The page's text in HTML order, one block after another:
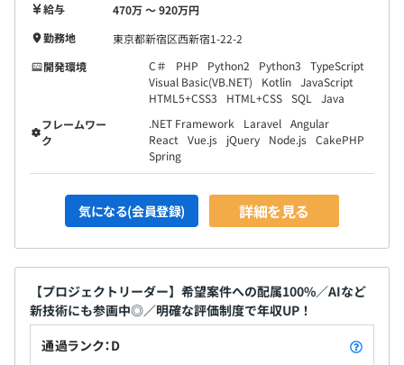
給与
470万 〜 920万円
勤務地
東京都新宿区西新宿1-22-2
開発環境
C＃ PHP Python2 Python3
TypeScript
Visual Basic(VB.NET)
Kotlin JavaScript
HTML5+CSS3
HTML+CSS SQL
Java
フレームワー
ク
.NET Framework Laravel Angular
React
Vue.js jQuery Node.js CakePHP
Spring
気になる(会員登録) 詳細を見る
【プロジェクトリーダー】希望案件への配属100%／AIなど
新技術にも参画中◎／明確な評価制度で年収UP！
通過ランク：D